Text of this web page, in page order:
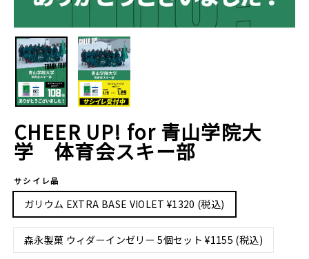
CHEER UP! for 青山学院大
学 体育会スキー部
サシイレ品
ガリウム EXTRA BASE VIOLET ¥1320 (税込)
森永製菓 ウィダーインゼリー 5個セット ¥1155 (税込)